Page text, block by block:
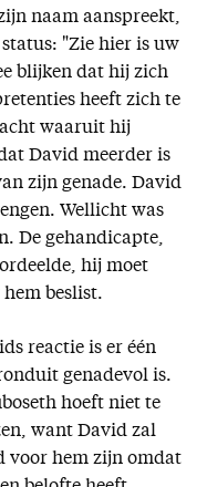
naam aanspreekt,
"Zie hier is uw
blijken dat hij zich
heeft zich te
waaruit hij
David meerder is
zijn genade. David
Wellicht was
De gehandicapte,
hij moet
beslist.
reactie is er één
genadevol is.
hoeft niet te
want David zal
voor hem zijn omdat